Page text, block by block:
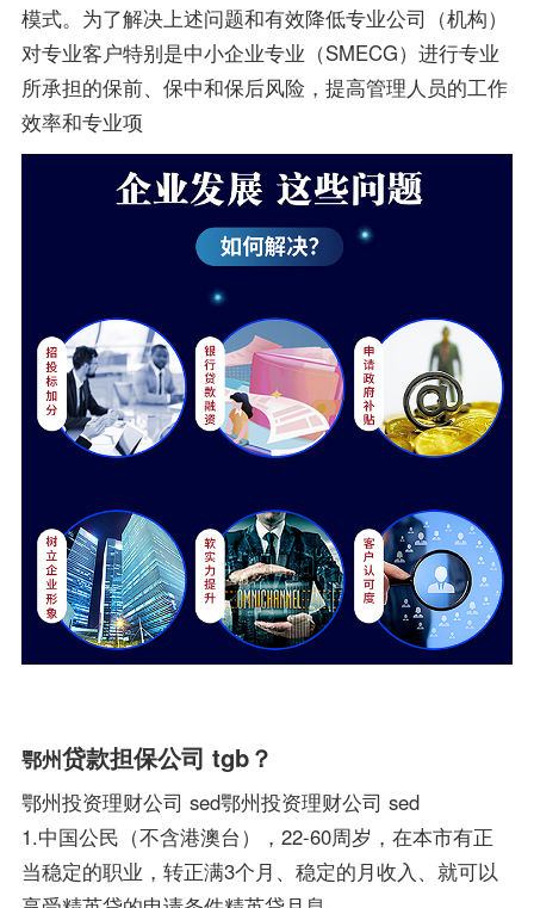
模式。为了解决上述问题和有效降低专业公司（机构）
对专业客户特别是中小企业专业（SMECG）进行专业
所承担的保前、保中和保后风险，提高管理人员的工作
效率和专业项
鄂州贷款担保公司 tgb？
鄂州投资理财公司 sed鄂州投资理财公司 sed
1.中国公民（不含港澳台），22-60周岁，在本市有正
当稳定的职业，转正满3个月、稳定的月收入、就可以